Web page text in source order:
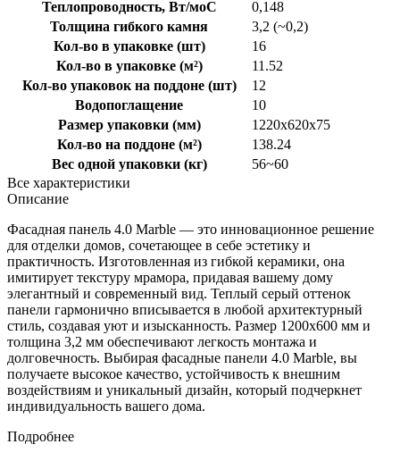
Теплопроводность, Вт/моС
0,148
Толщина гибкого камня
3,2 (~0,2)
Кол-во в упаковке (шт)
16
Кол-во в упаковке (м²)
11.52
Кол-во упаковок на поддоне (шт)
12
Водопоглащение
10
Размер упаковки (мм)
1220x620x75
Кол-во на поддоне (м²)
138.24
Вес одной упаковки (кг)
56~60
Все характеристики
Описание
Фасадная панель 4.0 Marble — это инновационное решение
для отделки домов, сочетающее в себе эстетику и
практичность. Изготовленная из гибкой керамики, она
имитирует текстуру мрамора, придавая вашему дому
элегантный и современный вид. Теплый серый оттенок
панели гармонично вписывается в любой архитектурный
стиль, создавая уют и изысканность. Размер 1200x600 мм и
толщина 3,2 мм обеспечивают легкость монтажа и
долговечность. Выбирая фасадные панели 4.0 Marble, вы
получаете высокое качество, устойчивость к внешним
воздействиям и уникальный дизайн, который подчеркнет
индивидуальность вашего дома.
Подробнее